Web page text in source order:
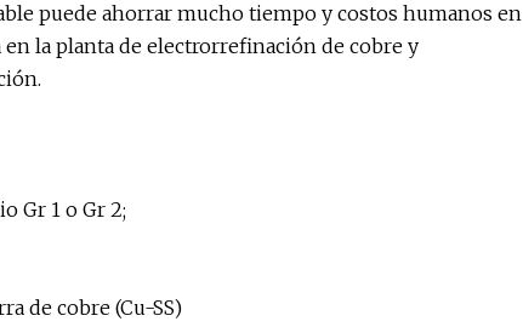
puede ahorrar mucho tiempo y costos humanos en
la planta de electrorrefinación de cobre y
Gr 1 o Gr 2;
de cobre (Cu-SS)